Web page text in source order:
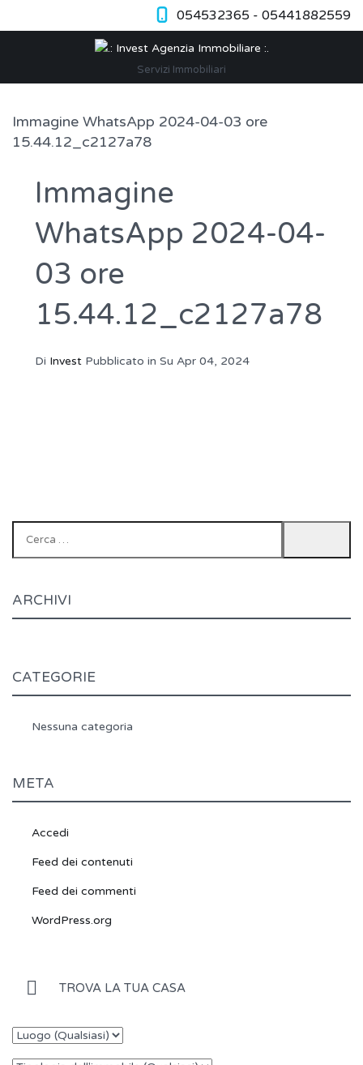
054532365 - 05441882559
Servizi Immobiliari
Immagine WhatsApp 2024-04-03 ore
15.44.12_c2127a78
Immagine
WhatsApp 2024-04-
03 ore
15.44.12_c2127a78
Di Invest Pubblicato in Su Apr 04, 2024
ARCHIVI
CATEGORIE
Nessuna categoria
META
Accedi
Feed dei contenuti
Feed dei commenti
WordPress.org
TROVA LA TUA CASA